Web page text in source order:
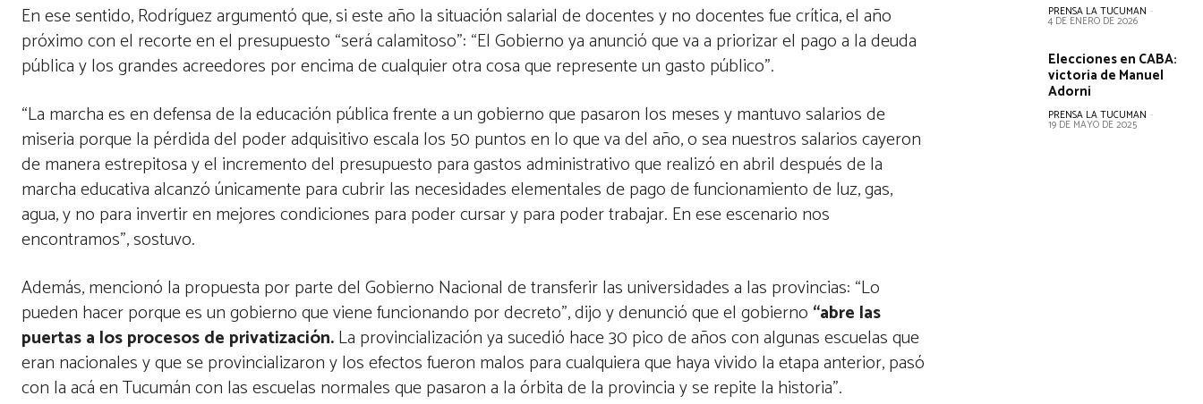
En ese sentido, Rodríguez argumentó que, si este año la situación salarial de docentes y no docentes fue crítica, el año
próximo con el recorte en el presupuesto “será calamitoso”: “El Gobierno ya anunció que va a priorizar el pago a la deuda
pública y los grandes acreedores por encima de cualquier otra cosa que represente un gasto público”.
“La marcha es en defensa de la educación pública frente a un gobierno que pasaron los meses y mantuvo salarios de
miseria porque la pérdida del poder adquisitivo escala los 50 puntos en lo que va del año, o sea nuestros salarios cayeron
de manera estrepitosa y el incremento del presupuesto para gastos administrativo que realizó en abril después de la
marcha educativa alcanzó únicamente para cubrir las necesidades elementales de pago de funcionamiento de luz, gas,
agua, y no para invertir en mejores condiciones para poder cursar y para poder trabajar. En ese escenario nos
encontramos”, sostuvo.
Además, mencionó la propuesta por parte del Gobierno Nacional de transferir las universidades a las provincias: “Lo
pueden hacer porque es un gobierno que viene funcionando por decreto”, dijo y denunció que el gobierno “abre las
puertas a los procesos de privatización.La provincialización ya sucedió hace 30 pico de años con algunas escuelas que
eran nacionales y que se provincializaron y los efectos fueron malos para cualquiera que haya vivido la etapa anterior, pasó
con la acá en Tucumán con las escuelas normales que pasaron a la órbita de la provincia y se repite la historia”.
PRENSA LA TUCUMAN -
4 DE ENERO DE 2026
Elecciones en CABA:
victoria de Manuel
Adorni
PRENSA LA TUCUMAN -
19 DE MAYO DE 2025